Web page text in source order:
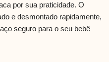
por sua praticidade. O
e desmontado rapidamente,
seguro para o seu bebê